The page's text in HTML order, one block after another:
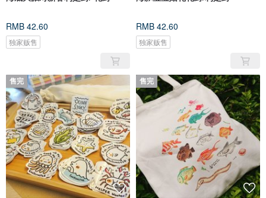
RMB 42.60
独家贩售
RMB 42.60
独家贩售
售完 售完